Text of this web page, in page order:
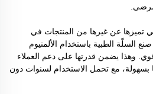
تميزها عن غيرها من المنتجات في
السلّة الطبية باستخدام الألمنيوم
وهذا يضمن قدرتها على دعم العملاء
180 كيلوجرامًا بسهولة، مع تحمل الاستخدام لسنوات دون